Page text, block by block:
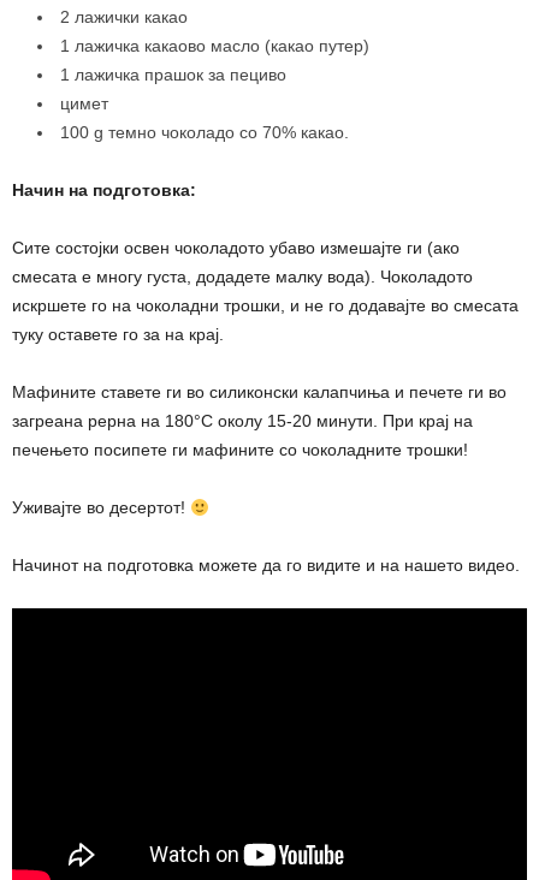
2 лажички какао
1 лажичка какаово масло (какао путер)
1 лажичка прашок за пециво
цимет
100 g темно чоколадо со 70% какао.
Начин на подготовка:
Сите состојки освен чоколадото убаво измешајте ги (ако
смесата е многу густа, додадете малку вода). Чоколадото
искршете го на чоколадни трошки, и не го додавајте во смесата
туку оставете го за на крај.
Мафините ставете ги во силиконски калапчиња и печете ги во
загреана рерна на 180°С околу 15-20 минути. При крај на
печењето посипете ги мафините со чоколадните трошки!
Уживајте во десертот!
Начинот на подготовка можете да го видите и на нашето видео.